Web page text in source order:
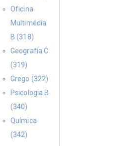
Oficina
Multimédia
B (318)
Geografia C
(319)
Grego (322)
Psicologia B
(340)
Química
(342)